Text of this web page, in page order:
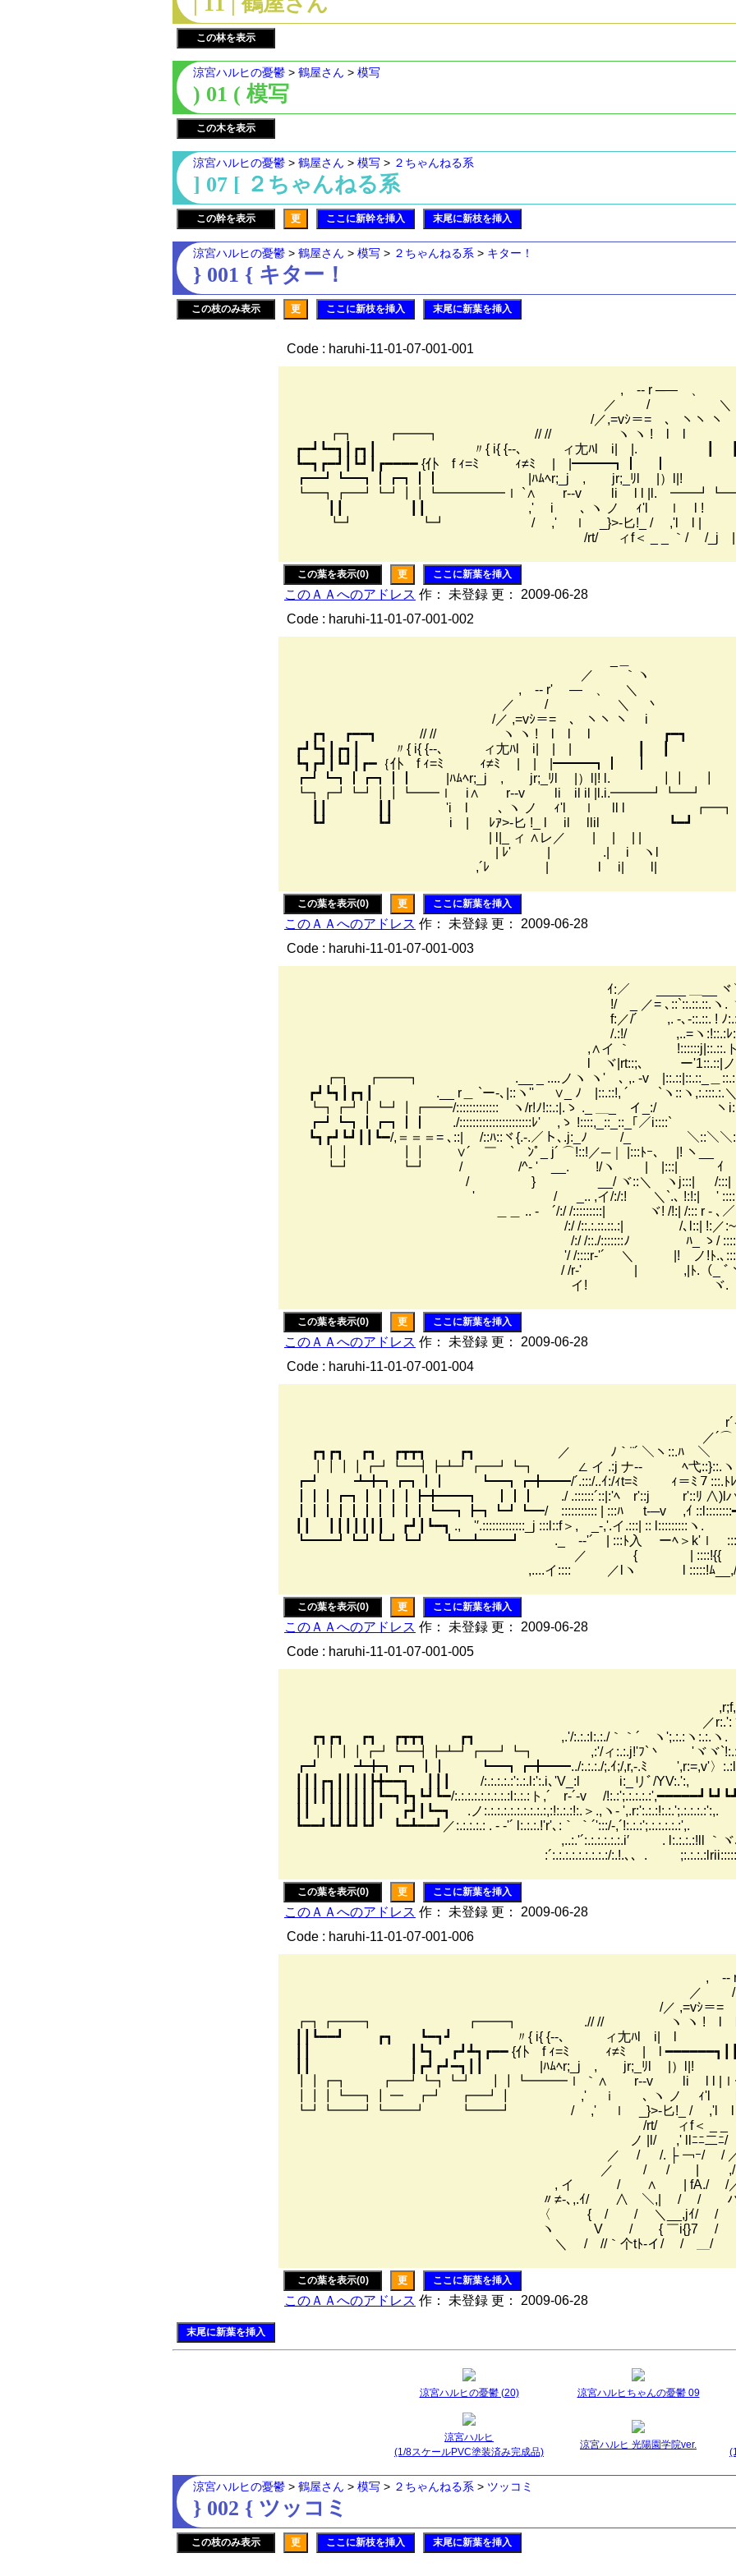
この林を表示
涼宮ハルヒの憂鬱 > 鶴屋さん > 模写
) 01 ( 模写
この木を表示
涼宮ハルヒの憂鬱 > 鶴屋さん > 模写 > ２ちゃんねる系
] 07 [ ２ちゃんねる系
この幹を表示 更 ここに新幹を挿入 末尾に新枝を挿入
涼宮ハルヒの憂鬱 > 鶴屋さん > 模写 > ２ちゃんねる系 > キター！
} 001 { キター！
この枝のみ表示 更 ここに新枝を挿入 末尾に新葉を挿入
Code : haruhi-11-01-07-001-001
, -‐ r ─― 、
／ / ＼
/／,=vｼ＝= 、 ヽヽ ヽ
┏┓ ┏━━┓ // // ヽ ヽ ! l l
┏━┛┗━┓┃┏┓┃ 〃{ i{ {‐-､ ィ尢ﾊl i| |. ┃ ┃
┗━┓┏━┛┃┗┛┃┏━━━━ {仆 f ｨ=ﾐ ｨ≠ﾐ | |━━━┓┃ ┃
┏━┛┗━┓┃┏┓┃┃ |ﾊﾑﾍr;_j , jr;_ﾘl |）l|!
┗━┓┏━┛┗┛┃┃┗━━━━━ｌ `∧ r‐‐v li l l |l.
┃┃ ┃┃ ,' i ゝ､ ヽ ノ ｨ'l ｌ l !
┗┛ ┗┛ / ,' ｌ _}>‐匕!_ / ,'l l |
/rt/ ィf＜ _ _ ｀/ /_j | l
この葉を表示(0) 更 ここに新葉を挿入
このＡＡへのアドレス 作： 未登録 更： 2009-06-28
Code : haruhi-11-01-07-001-002
／ ｀ヽ
, -‐ r' ― 、 ＼
／ / ＼ 丶
/／ ,=vｼ＝= 、 ヽヽ ヽ i
┏┓ ┏━━┓ // // ヽ ヽ ! l l l ┏━┓
┏┛┗┓┃┏┓┃ 〃{ i{ {‐-､ ィ尢ﾊl i| | | ┃ ┃
┗┓┏┛┃┗┛┃┏━｛仆 f ｨ=ﾐ ｨ≠ﾐ | | |━━━┓┃ ┃
┏┛┗┓┃┏┓┃┃ |ﾊﾑﾍr;_j , jr;_ﾘl |）l|! l. ┃┃ ┃
┗┓┏┛┗┛┃┃┗━━ｌ i∧ r‐‐v li il il |l.i.━━━┛┗━┛
┃┃ ┃┃ 'i l ゝ､ ヽ ノ ｨ'l ｌ ll l ┏━┓
┗┛ ┗┛ i | ﾚｱ>‐匕 !_ l il llil ┗━┛
| l|_ ィ ∧レ／ | | | |
| ﾚ' | .| i ヽl
,´ﾚ | l i| l|
この葉を表示(0) 更 ここに新葉を挿入
このＡＡへのアドレス 作： 未登録 更： 2009-06-28
Code : haruhi-11-01-07-001-003
ｲ:／ ____ ＿__ ヾ
!/ _ ／= ､::`::.::.::.ヽ. ヾ
f:／/´ ,. -､-::.::. ! ﾉ:.::.
/.:!/ ,..=ヽ:!::.:ﾚ
,∧イ ｀ !::::::j|::.::.ト､
l ヾ|rt::;､ ー'1::.::|ノヽ::＼
┏┓ ┏━━┓ .__ _ ....ノヽ ヽ' ､ ,. -v
┏┛┗┓┃┏┓┃ .__ r＿ `ー-､|::ヽ'' ∨_ ﾉ |::.::!, ´
┗┓┏┛┃┗┛┃┏━━/::::::::::::: ヽ/r!ﾉ!::.:|.ゝ ._ ＿_ イ_:/ ヽ
┏┛┗┓┃┏┓┃┃ ./::::::::::::::::::::::ﾚ' ,ゝ !::::,_::_::_｢
┗┓┏┛┗┛┃┃┗━/,＝＝＝= ､::| /::ﾊ::ヾ{.-.／ト､.j:_ﾉ /_ ＼::＼
┃┃ ┃┃ ∨´ ￣ `ゝﾝﾟ_ j´ ⌒!::!／─｜ |:::ﾄｰ､ |! ヽ
┗┛ ┗┛ / /^- ' __. !/ヽ | |:::| ゝｲ ＼＼
/ } __/ ヾ::＼ ヽj:::| /:::| ゝ'ー
' / _.. ,イ/:/:! ＼`.､ !:!:| ' :::::::ヽ. ／
ゝ ＿＿ .. - ´/:/ /:::::::::| ヾ! /!:| /::: r - ､／ ／
/:/ /::.:.::.::.:| /､l::| !:／:~::ヾ＼ ／! :
/:/ /::./:::::::ﾉ ﾊ_ ゝ/ :::::::::::::::ヾ.ヽ/ |
'/ /::::r-'´ ＼ |! ノ!ﾄ.､::::::::::::::::::!./ .
/ /r-' | ,|ﾄ.（_ ﾞヾ.＼:::＿∠ﾆ─--+ ､
イ! ゝ ヾ. `ニ＼‐-- ﾞヽ-､
この葉を表示(0) 更 ここに新葉を挿入
このＡＡへのアドレス 作： 未登録 更： 2009-06-28
Code : haruhi-11-01-07-001-004
_,-､,-､
r´イ三天三
／´⌒ヽ/__ ｀ヽ
┏┓┏┓ ┏┓ ┏┳┳┓ ┏┓ ／ ﾉ｀¨´ ＼ヽ
┃┃┃┃┏┛┗━┫┣┻┛┏━┛┗┓ ∠ イ .:j ナ‐- ﾍ
┏┛ ┻╋┓┏┓┃┃ ┗━┓┏╋━━/´.:::/..ｲ:/ｨt=ﾐ ｨ＝ﾐ７:::.
┃┃┃┏┓┃┃┃┃┣╋━━┓ ┃┃┃ ./ .::::::´::|:'ﾍ r'::j
┃┃┃┃┃┃┃┃┃┃┗━┓┣┓┗┛┗━/ ::::::::::: | :::ﾊ t‐─v ,ｲ
┃┃ ┃┃┃┃┃┃┃ ┏┛┃┗━┓ ., '′.:::::::::::::_j :::l::f＞,ゝ_-,'.イ.:::| ::
┗━━┛┗┛┗┛┗┛ ┗━┻━━┛ ._ -‐'´ | :::ﾄ入 ゝーﾍ＞
／ { | ::::!{{ ＞v＜ }} l :::ﾄ､
,....イ:::: ／lヽ l :::::!ﾑ__,/ﾑヽ_>/' li
この葉を表示(0) 更 ここに新葉を挿入
このＡＡへのアドレス 作： 未登録 更： 2009-06-28
Code : haruhi-11-01-07-001-005
_ ,..-ｪ-､
,r;f,r::'::´:;r:.ミ::､
／r:.':丶､/;_:.:.:.:.
┏┓┏┓ ┏┓ ┏┳┳┓ ┏┓ ,.'/:.:.:l:.:./｀｀´ ヽ
┃┃┃┃┏┛┗━┫┣┻┛┏━┛┗┓ ,:'/ィ:.:.j!'ﾌ`丶 '
┏┛ ┻╋┓┏┓┃┃ ┗━┓┏╋━━../:.:.:./;.ｲ;/,r,‐.ﾐ ',r:=,v'〉:.:l'
┃┃┃┏┓┃┃┃┃┣╋━━┓ ┃┃┃ /:.:.:.:.:':.:.l:':.i､'V_:l i:_リﾞ/
┃┃┃┃┃┃┃┃┃┃┗━┓┣┓┗┛┗━/:.:.:.:.:.:.:.:.:l:.:.:ト,´ r‐´‐v /!:.:';.:.:.:.:',━━━━━┛┗┛┗┛
┃┃ ┃┃┃┃┃┃┃ ┏┛┃┗━┓ .ノ:.:.:.:.:.:.:.:.:.:,:!:.:.:!:.＞.,ヽ-
┗━━┛┗┛┗┛┗┛ ┗━┻━━┛／:.:.:.:.: . - ‐'´ l:.:.:.!'r'､:｀ ｀´':::/-
,..:.'´:.:.:.:.:.:.i′ . l:.:.:.:!ll ｀ヾ､,r <´ ll
:´:.:.:.:.:.:.:.:.:/:.!.､、. ;:.:.:.:lrii:::::/ﾊヾ、:,ﾘ
この葉を表示(0) 更 ここに新葉を挿入
このＡＡへのアドレス 作： 未登録 更： 2009-06-28
Code : haruhi-11-01-07-001-006
, -‐ r ─―
／ /
/／ ,=vｼ＝= 、 ヽヽ
┏┓┏━━┓ ┏━━┓ .// // ヽ
┃┃┗━━┛ ┏┓ ┗━┓┛ 〃{ i{ {‐-､ ィ尢ﾊl
┃┃ ┃┗┓ ┏┛┻┓┏━━ {仆 f ｨ=ﾐ ｨ≠ﾐ | l
┃┃ ┃┏┛┏┛━┓┃┃ |ﾊﾑﾍr;_j , jr;_ﾘl |
┃┃┏┓ ┏━┛┗┓┗┛ ┃┃┗━━━ｌ ｀∧ r‐‐v li l l |
┃┃┃┗━┓┃ ━ ┏┛ ┏━┛┃ ,' ｉ ゝ､ ヽ
┗┛┗━━┛┗━━┛ ┗━━┛ / ,' ｌ _}>‐匕
/rt/ ィf＜ _ _ ｀/ /
ノ |l/ ,' llﾆﾆ二ﾆ/ /
／ / /. ├ ￢ｰ/ / ／／
／ / / | ,/ /´,
, イ / ∧ | fA./ /／ﾚ
〃≠-､,.ｲ/ ∧ ＼,| / /
〈 { / / ＼__,jｲ/ / / !｀
ヽ V / { ￣i{}7 / ｲ
＼ / //｀个tﾄ-イ/ / ＿/
この葉を表示(0) 更 ここに新葉を挿入
このＡＡへのアドレス 作： 未登録 更： 2009-06-28
末尾に新葉を挿入
涼宮ハルヒの憂鬱 (20) 涼宮ハルヒちゃんの憂鬱 09
涼宮ハルヒ
(1/8スケールPVC塗装済み完成品)
涼宮ハルヒ 光陽園学院ver.
涼宮ハルヒの憂鬱 > 鶴屋さん > 模写 > ２ちゃんねる系 > ツッコミ
} 002 { ツッコミ
この枝のみ表示 更 ここに新枝を挿入 末尾に新葉を挿入